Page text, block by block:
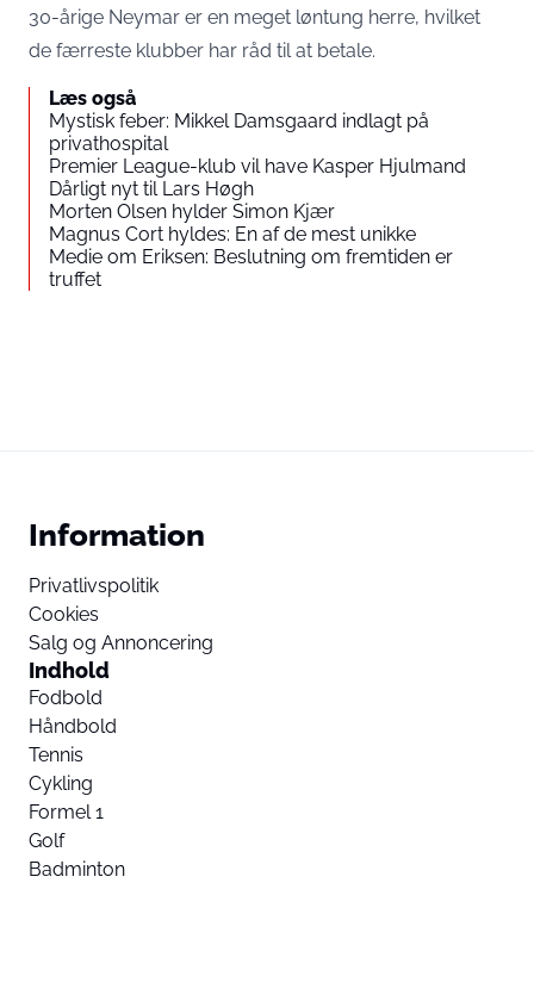
30-årige Neymar er en meget løntung herre, hvilket
de færreste klubber har råd til at betale.
Læs også
Mystisk feber: Mikkel Damsgaard indlagt på
privathospital
Premier League-klub vil have Kasper Hjulmand
Dårligt nyt til Lars Høgh
Morten Olsen hylder Simon Kjær
Magnus Cort hyldes: En af de mest unikke
Medie om Eriksen: Beslutning om fremtiden er
truffet
Information
Privatlivspolitik
Cookies
Salg og Annoncering
Indhold
Fodbold
Håndbold
Tennis
Cykling
Formel 1
Golf
Badminton